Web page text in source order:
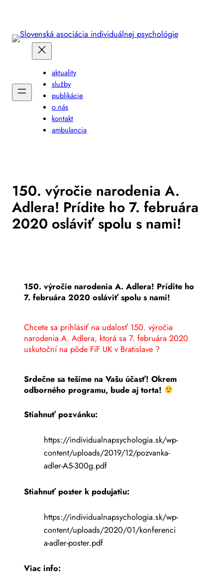
obsah
aktuality
služby
publikácie
o nás
kontakt
ambulancia
150. výročie narodenia A.
Adlera! Prídite ho 7. februára
2020 osláviť spolu s nami!
150. výročie narodenia A. Adlera! Prídite ho
7. februára 2020 osláviť spolu s nami!
Chcete sa prihlásiť na udalosť 150. výročia
narodenia A. Adlera, ktorá sa 7. februára 2020
uskutoční na pôde FiF UK v Bratislave ?
Srdečne sa tešíme na Vašu účasť! Okrem
odborného programu, bude aj torta!
Stiahnuť pozvánku:
https://individualnapsychologia.sk/wp-
content/uploads/2019/12/pozvanka-
adler-A5-300g.pdf
Stiahnuť poster k podujatiu:
https://individualnapsychologia.sk/wp-
content/uploads/2020/01/konferenci
a-adler-poster.pdf
Viac info: